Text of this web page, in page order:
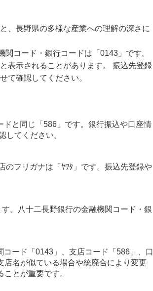
、長野県の多様な産業への理解の深さに
コード・銀行コードは「0143」です。
表示されることがあります。 振込先登録
て確認してください。
と同じ「586」です。銀行振込や口座情
してください。
のフリガナは「ﾔﾜﾀ」です。振込先登録や
。八十二長野銀行の金融機関コード・銀
ード「0143」、支店コード「586」、口
名が似ている場合や統廃合により変更
とが重要です。